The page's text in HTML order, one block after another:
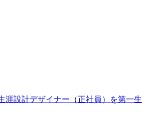
涯設計デザイナー（正社員）を第一生